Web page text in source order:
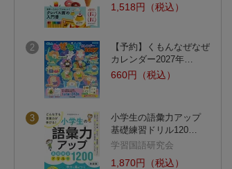
1,518円（税込）
2
【予約】くもんなぜなぜ
カレンダー2027年…
660円（税込）
3
小学生の語彙力アップ
基礎練習ドリル120…
学習国語研究会
1,870円（税込）